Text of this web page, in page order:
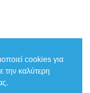
cookies για
την καλύτερη